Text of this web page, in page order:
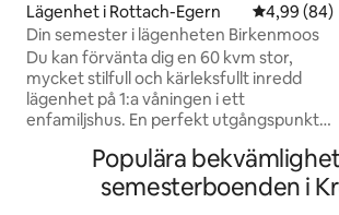
Lägenhet i Rottach-Egern 4,99 av 5 i
4,99 (84)
Din semester i lägenheten Birkenmoos
Du kan förvänta dig en 60 kvm stor,
mycket stilfull och kärleksfullt inredd
lägenhet på 1:a våningen i ett
enfamiljshus. En perfekt utgångspunkt
längs den pittoreska Rottach-Damm - på
15 minuter är du i stadens centrum, på
20 minuter vid sjön. Du kan också nå våra
Populära
semesterboenden i